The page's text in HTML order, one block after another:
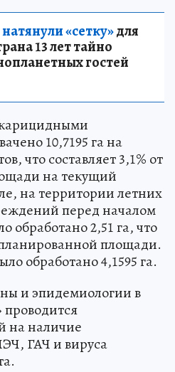
«сетку»для
13 лет тайно
гостей
10,7195 га на
что составляет 3,1% от
на текущий
на территории летних
перед началом
обработано 2,51 га, что
площади.
обработано 4,1595 га.
и эпидемиологии в
проводится
на наличие
ГАЧ и вируса